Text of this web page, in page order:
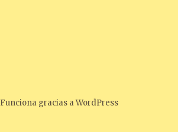
Funciona gracias a WordPress